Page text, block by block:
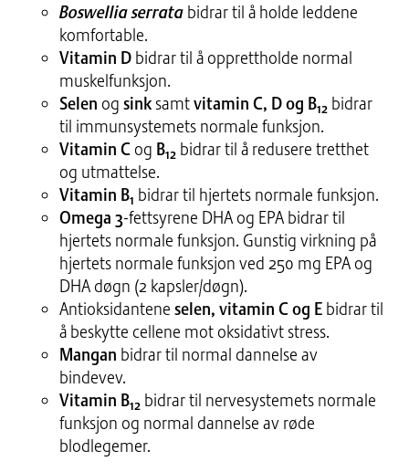
Boswellia serrata bidrar til å holde leddene
komfortable.
Vitamin D bidrar til å opprettholde normal
muskelfunksjon.
Selen og sink samtvitamin C, D og B12 bidrar
til immunsystemets normale funksjon.
Vitamin C og B12 bidrar til å redusere tretthet
og utmattelse.
Vitamin B1 bidrar til hjertets normale funksjon.
Omega 3-fettsyrene DHA og EPA bidrar til
hjertets normale funksjon. Gunstig virkning på
hjertets normale funksjon ved 250 mg EPA og
DHA døgn (2 kapsler/døgn).
Antioksidantene selen, vitamin C og E bidrar til
å beskytte cellene mot oksidativt stress.
Mangan bidrar til normal dannelse av
bindevev.
Vitamin B12 bidrar til nervesystemets normale
funksjon og normal dannelse av røde
blodlegemer.